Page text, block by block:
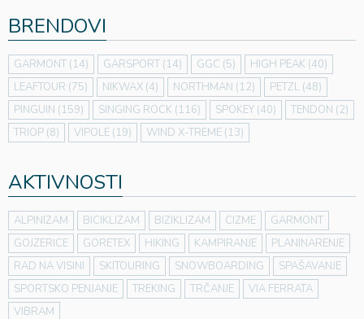
BRENDOVI
GARMONT (14) GARSPORT (14) GGC (5) HIGH PEAK (40)
LEAFTOUR (75) NIKWAX (4) NORTHMAN (12) PETZL (48)
PINGUIN (159) SINGING ROCK (116) SPOKEY (40) TENDON (2)
TRIOP (8) VIPOLE (19) WIND X-TREME (13)
AKTIVNOSTI
ALPINIZAM BICIKLIZAM BIZIKLIZAM CIZME
GARMONT
GOJZERICE
GORETEX HIKING KAMPIRANJE
PLANINARENJE
RAD NA VISINI
SKITOURING SNOWBOARDING
SPAŠAVANJE
SPORTSKO PENJANJE
TREKING TRČANJE
VIA FERRATA
VIBRAM